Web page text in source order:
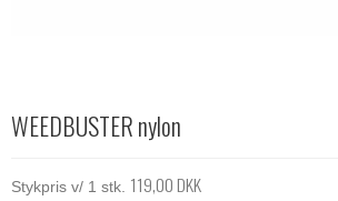
WEEDBUSTER nylon
Stykpris v/ 1 stk. 119,00 DKK